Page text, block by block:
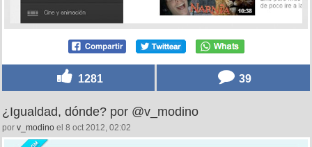
1281 39
¿Igualdad, dónde? por @v_modino
por v_modino el 8 oct 2012, 02:02